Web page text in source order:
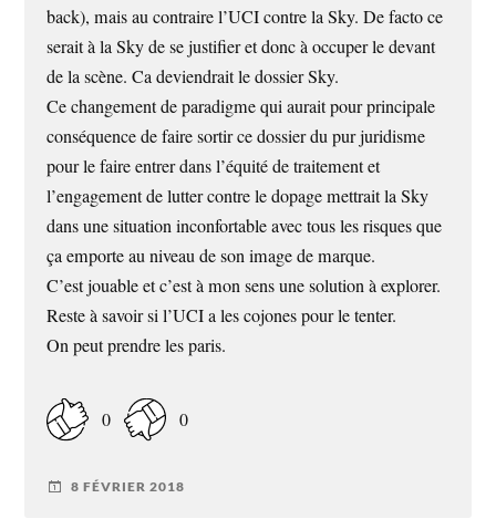
back), mais au contraire l’UCI contre la Sky. De facto ce
serait à la Sky de se justifier et donc à occuper le devant
de la scène. Ca deviendrait le dossier Sky.
Ce changement de paradigme qui aurait pour principale
conséquence de faire sortir ce dossier du pur juridisme
pour le faire entrer dans l’équité de traitement et
l’engagement de lutter contre le dopage mettrait la Sky
dans une situation inconfortable avec tous les risques que
ça emporte au niveau de son image de marque.
C’est jouable et c’est à mon sens une solution à explorer.
Reste à savoir si l’UCI a les cojones pour le tenter.
On peut prendre les paris.
0 0
8 FÉVRIER 2018